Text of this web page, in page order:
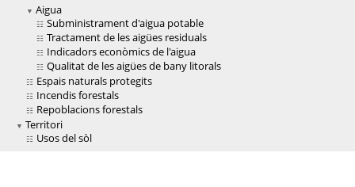
Aigua
Subministrament d'aigua potable
Tractament de les aigües residuals
Indicadors econòmics de l'aigua
Qualitat de les aigües de bany litorals
Espais naturals protegits
Incendis forestals
Repoblacions forestals
Territori
Usos del sòl